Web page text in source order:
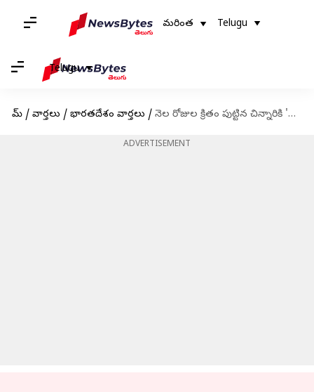
మరింత Telugu
Telugu
హోమ్ / వార్తలు / భారతదేశం వార్తలు / నెల రోజుల క్రితం పుట్టిన చిన్నారికి 'బిపోర్‌జాయ్' తుపాను పేరు
ADVERTISEMENT